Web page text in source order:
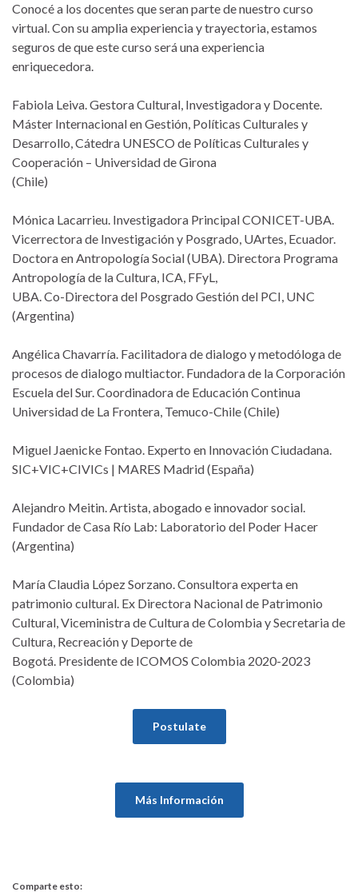
Conocé a los docentes que seran parte de nuestro curso
virtual. Con su amplia experiencia y trayectoria, estamos
seguros de que este curso será una experiencia
enriquecedora.
Fabiola Leiva. Gestora Cultural, Investigadora y Docente.
Máster Internacional en Gestión, Políticas Culturales y
Desarrollo, Cátedra UNESCO de Políticas Culturales y
Cooperación – Universidad de Girona
(Chile)
Mónica Lacarrieu. Investigadora Principal CONICET-UBA.
Vicerrectora de Investigación y Posgrado, UArtes, Ecuador.
Doctora en Antropología Social (UBA). Directora Programa
Antropología de la Cultura, ICA, FFyL,
UBA. Co-Directora del Posgrado Gestión del PCI, UNC
(Argentina)
Angélica Chavarría. Facilitadora de dialogo y metodóloga de
procesos de dialogo multiactor. Fundadora de la Corporación
Escuela del Sur. Coordinadora de Educación Continua
Universidad de La Frontera, Temuco-Chile (Chile)
Miguel Jaenicke Fontao. Experto en Innovación Ciudadana.
SIC+VIC+CIVICs | MARES Madrid (España)
Alejandro Meitin. Artista, abogado e innovador social.
Fundador de Casa Río Lab: Laboratorio del Poder Hacer
(Argentina)
María Claudia López Sorzano. Consultora experta en
patrimonio cultural. Ex Directora Nacional de Patrimonio
Cultural, Viceministra de Cultura de Colombia y Secretaria de
Cultura, Recreación y Deporte de
Bogotá. Presidente de ICOMOS Colombia 2020-2023
(Colombia)
Postulate
Más Información
Comparte esto: